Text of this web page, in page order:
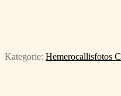
Kategorie: Hemerocallisfotos C